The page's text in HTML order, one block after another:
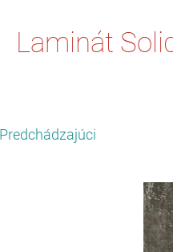
Laminát
Predchádzajúci